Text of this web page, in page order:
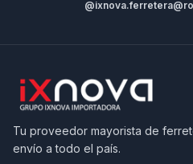
@ixnova.ferretera
Tu proveedor mayorista de
envío a todo el país.